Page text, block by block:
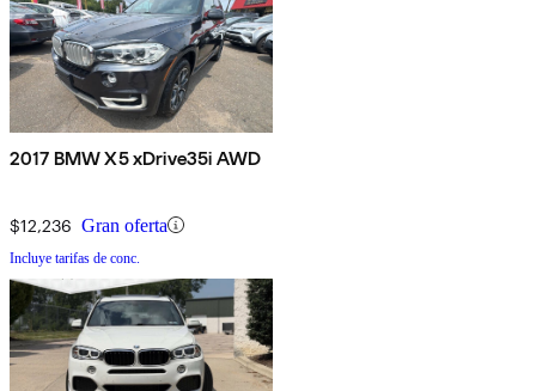
2017 BMW X5 xDrive35i AWD
$12,236 Gran oferta
Incluye tarifas de conc.